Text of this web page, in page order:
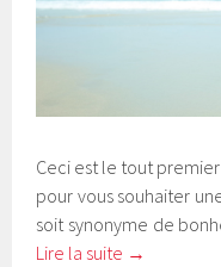
Ceci est le tout
pour vous souhaiter
soit synonyme de
Lire la suite →